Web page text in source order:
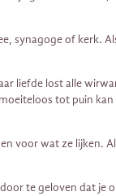
synagoge of kerk.
lost alle
tot puin
voor wat ze lijken.
te geloven dat